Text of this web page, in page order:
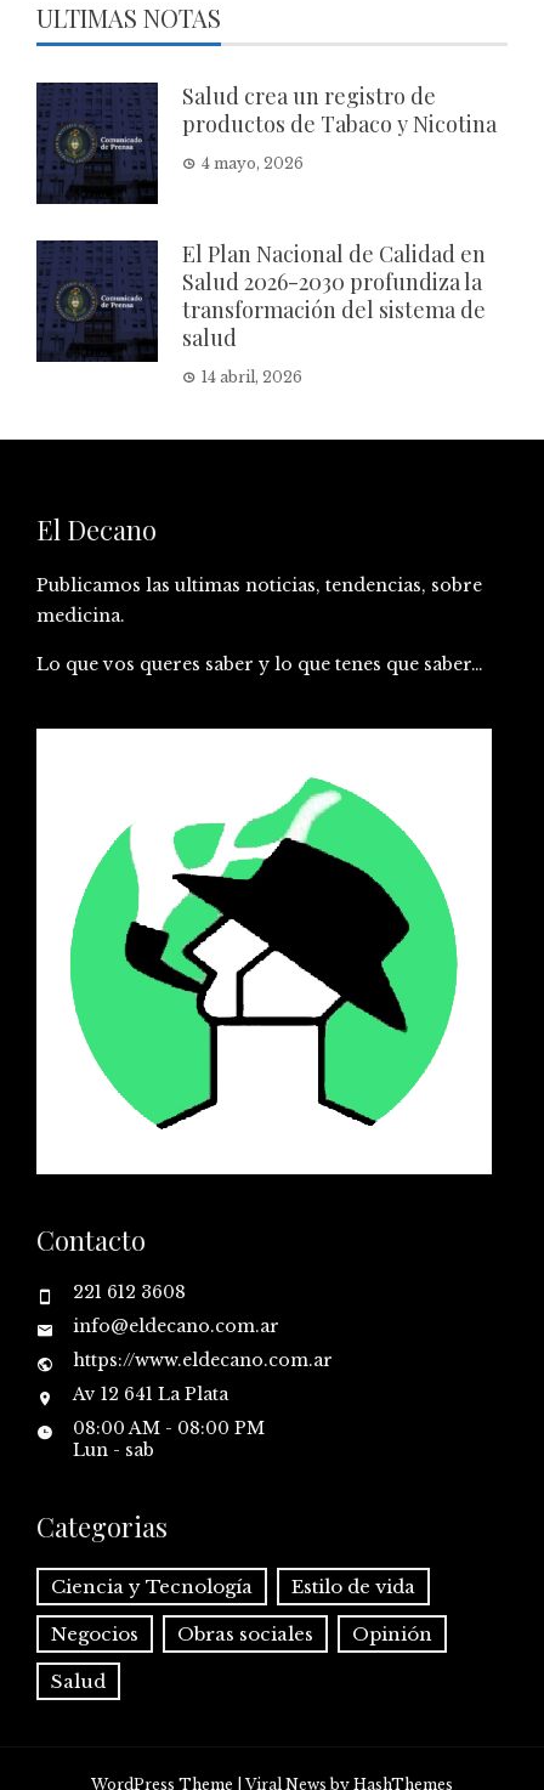
ULTIMAS NOTAS
Salud crea un registro de
productos de Tabaco y Nicotina
4 mayo, 2026
El Plan Nacional de Calidad en
Salud 2026-2030 profundiza la
transformación del sistema de
salud
14 abril, 2026
El Decano
Publicamos las ultimas noticias, tendencias, sobre
medicina.
Lo que vos queres saber y lo que tenes que saber…
Contacto
221 612 3608
info@eldecano.com.ar
https://www.eldecano.com.ar
Av 12 641 La Plata
08:00 AM - 08:00 PM
Lun - sab
Categorias
Ciencia y Tecnología Estilo de vida
Negocios Obras sociales Opinión
Salud
WordPress Theme |Viral News by HashThemes